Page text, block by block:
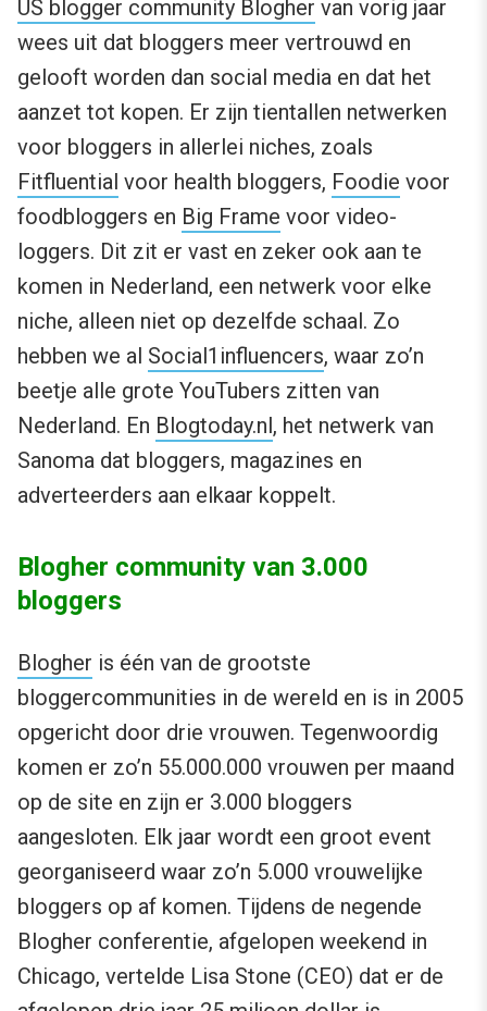
US blogger community Blogher van vorig jaar
wees uit dat bloggers meer vertrouwd en
gelooft worden dan social media en dat het
aanzet tot kopen. Er zijn tientallen netwerken
voor bloggers in allerlei niches, zoals
Fitfluential voor health bloggers, Foodie voor
foodbloggers en Big Frame voor video-
loggers. Dit zit er vast en zeker ook aan te
komen in Nederland, een netwerk voor elke
niche, alleen niet op dezelfde schaal. Zo
hebben we al Social1influencers, waar zo’n
beetje alle grote YouTubers zitten van
Nederland. En Blogtoday.nl, het netwerk van
Sanoma dat bloggers, magazines en
adverteerders aan elkaar koppelt.
Blogher community van 3.000
bloggers
Blogher is één van de grootste
bloggercommunities in de wereld en is in 2005
opgericht door drie vrouwen. Tegenwoordig
komen er zo’n 55.000.000 vrouwen per maand
op de site en zijn er 3.000 bloggers
aangesloten. Elk jaar wordt een groot event
georganiseerd waar zo’n 5.000 vrouwelijke
bloggers op af komen. Tijdens de negende
Blogher conferentie, afgelopen weekend in
Chicago, vertelde Lisa Stone (CEO) dat er de